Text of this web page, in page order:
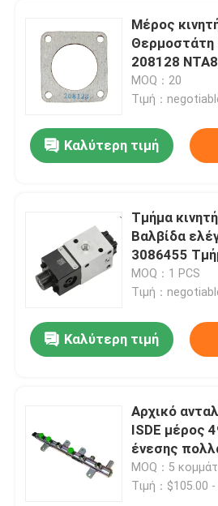
Μέρος
208128
MOQ：20
Τιμή：
Καλύτερη τιμή
Τμήμα
Βαλβίδα
3086455
καυσίμου
MOQ：1 PCS
Τιμή：
Καλύτερη τιμή
Αρχικό
ISDE μέρος
ένεσης
αποστολή
MOQ：5
Τιμή：$105.00